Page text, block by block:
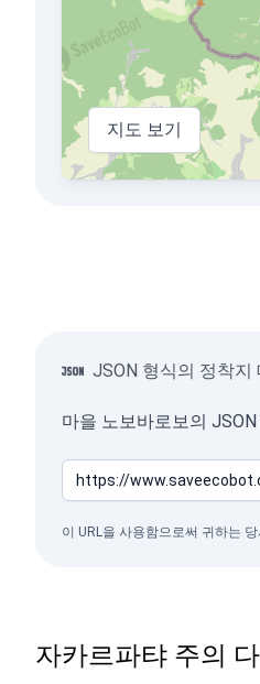
지도 보기
JSON 형식의 정착지
마을 노보바로보의
이 URL을 사용함으로써 귀하는 당
자카르파탸 주의